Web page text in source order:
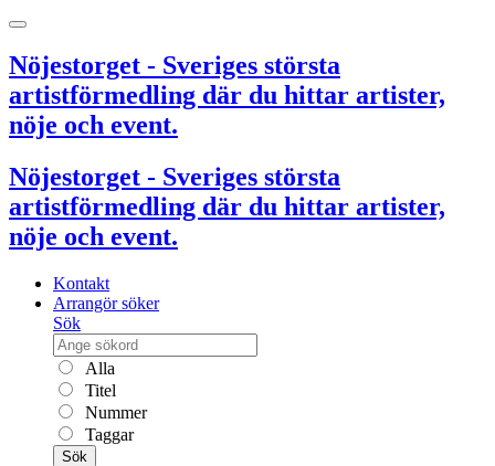
Nöjestorget - Sveriges största
artistförmedling där du hittar artister,
nöje och event.
Nöjestorget - Sveriges största
artistförmedling där du hittar artister,
nöje och event.
Kontakt
Arrangör söker
Sök
Alla
Titel
Nummer
Taggar
Sök